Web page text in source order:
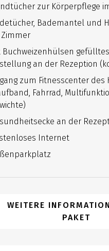
zur Körperpflege
Bademantel und
Buchweizenhülsen
an der Rezeption
zum Fitnesscenter des
Fahrrad,
an der
Internet
WEITERE
PAKET